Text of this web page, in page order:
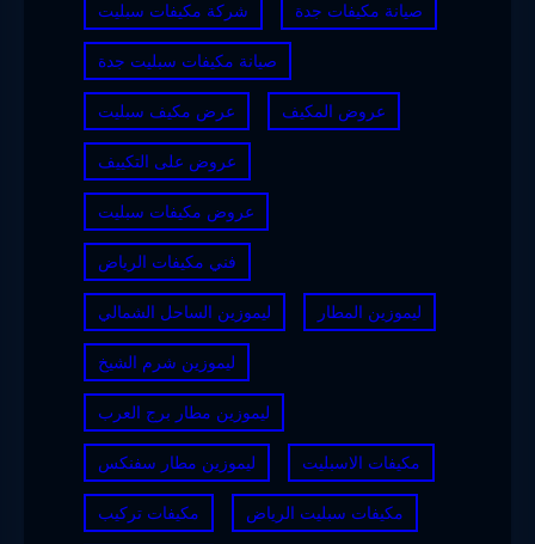
شركة مكيفات سبليت صيانة مكيفات جدة
صيانة مكيفات سبليت جدة
عرض مكيف سبليت عروض المكيف
عروض على التكييف
عروض مكيفات سبليت
فني مكيفات الرياض
ليموزين الساحل الشمالي ليموزين المطار
ليموزين شرم الشيخ
ليموزين مطار برج العرب
ليموزين مطار سفنكس مكيفات الاسبليت
مكيفات تركيب مكيفات سبليت الرياض